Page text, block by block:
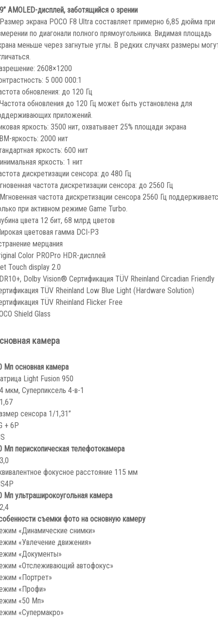
AMOLED-дисплей, заботящийся о зрении
экрана POCO F8 Ultra составляет примерно 6,85 дюйма при
по диагонали полного прямоугольника. Видимая площадь
меньше через загнутые углы. В редких случаях размеры
2608×1200
5 000 000:1
обновления: до 120 Гц
обновления до 120 Гц может быть установлена ​​для
приложений.
яркость: 3500 нит, охватывает 25% площади экрана
яркость: 2000 нит
яркость: 600 нит
яркость: 1 нит
дискретизации сенсора: до 480 Гц
частота дискретизации сенсора: до 2560 Гц
частота дискретизации сенсора 2560 Гц
при активном режиме Game Turbo.
цвета 12 бит, 68 млрд цветов
цветовая гамма DCI-P3
мерцания
Color PROPro HDR-дисплей
Touch display 2.0
Dolby Vision® Сертификация TÜV Rheinland Circadian Friendly
TÜV Rheinland Low Blue Light (Hardware Solution)
TÜV Rheinland Flicker Free
Shield Glass
камера
Мп основная камера
Light Fusion 950
мкм, Суперпиксель 4-в-1
сенсора 1/1,31”
+ 6P
Мп перископическая телефотокамера
фокусное расстояние 115 мм
4P
Мп ультраширокоугольная камера
съемки фото на основную камеру
«Динамические снимки»
«Увлечение движения»
«Документы»
«Отслеживающий автофокус»
«Портрет»
«Профи»
«50 Мп»
«Супермакро»